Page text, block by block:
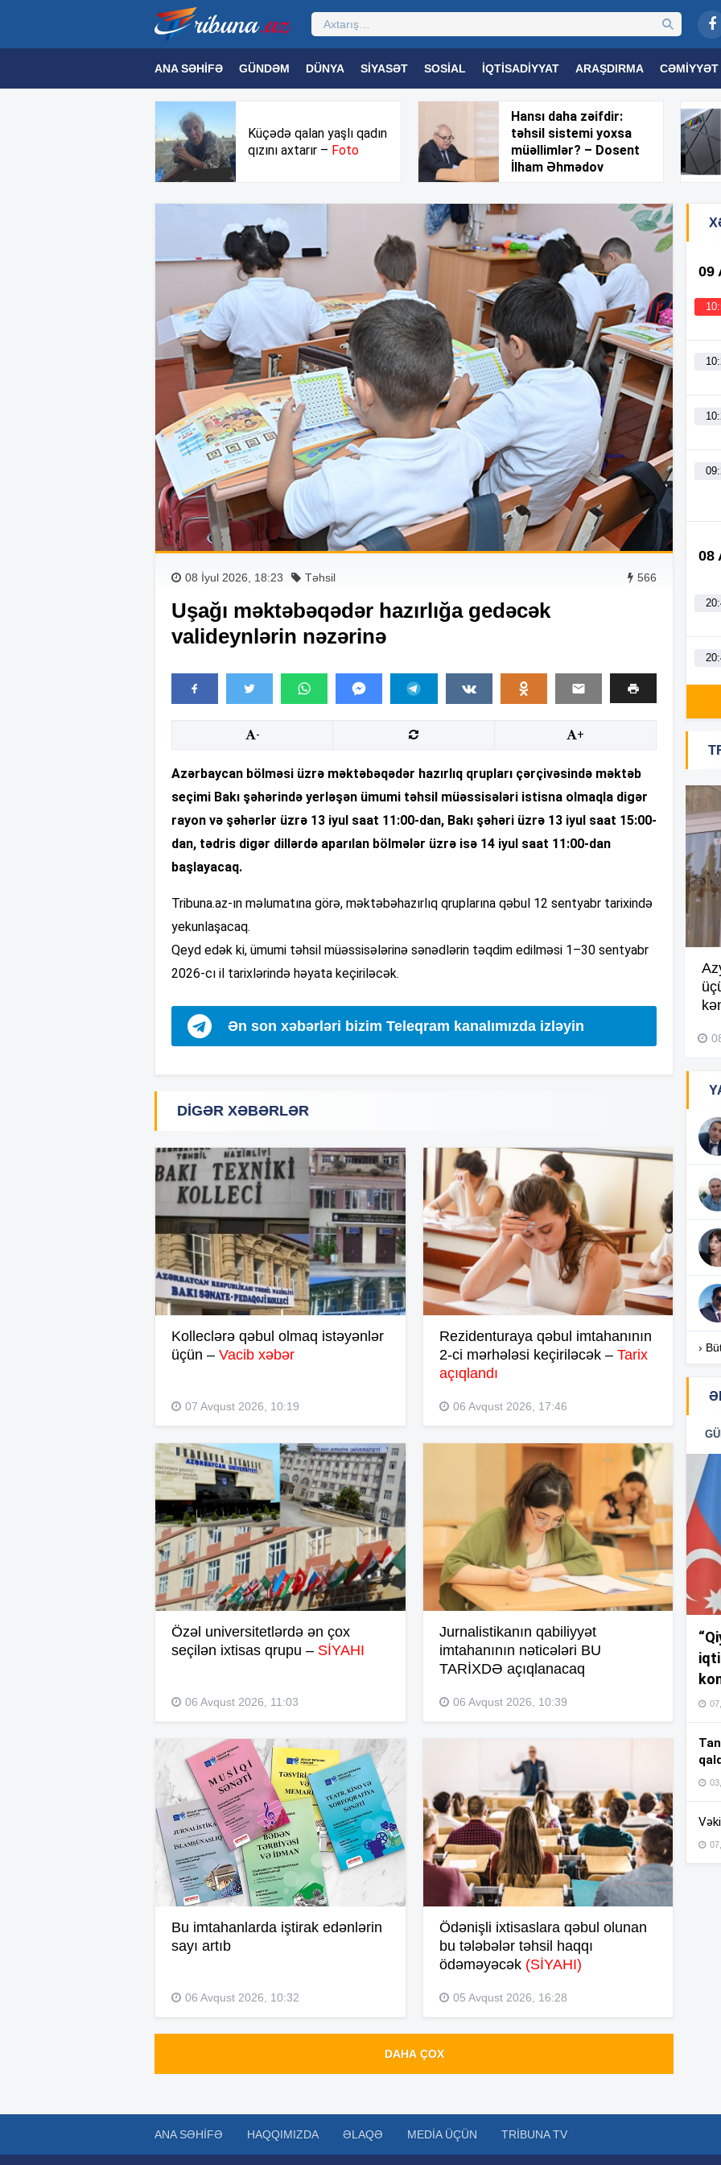
ANA SƏHIFƏ GÜNDƏM DÜNYA SIYASƏT SOSIAL İQTISADIYYAT ARAŞDIRMA CƏMIYYƏT
MƏDƏNIYYƏT SAĞLAMLIQ MARAQLI TRIBUNA TV
Küçədə qalan yaşlı qadın
qızını axtarır – Foto
Hansı daha zəifdir:
təhsil sistemi yoxsa
müəllimlər? – Dosent
İlham Əhmədov
08 İyul 2026, 18:23 Təhsil 566
Uşağı məktəbəqədər hazırlığa gedəcək
valideynlərin nəzərinə
- +
Azərbaycan bölməsi üzrə məktəbəqədər hazırlıq qrupları çərçivəsində məktəb
seçimi Bakı şəhərində yerləşən ümumi təhsil müəssisələri istisna olmaqla digər
rayon və şəhərlər üzrə 13 iyul saat 11:00-dan, Bakı şəhəri üzrə 13 iyul saat 15:00-
dan, tədris digər dillərdə aparılan bölmələr üzrə isə 14 iyul saat 11:00-dan
başlayacaq.
Tribuna.az-ın məlumatına görə, məktəbəhazırlıq qruplarına qəbul 12 sentyabr tarixində
yekunlaşacaq.
Qeyd edək ki, ümumi təhsil müəssisələrinə sənədlərin təqdim edilməsi 1–30 sentyabr
2026-cı il tarixlərində həyata keçiriləcək.
Ən son xəbərləri bizim Teleqram kanalımızda izləyin
DIGƏR XƏBƏRLƏR
Kolleclərə qəbul olmaq istəyənlər
üçün – Vacib xəbər
07 Avqust 2026, 10:19
Rezidenturaya qəbul imtahanının
2-ci mərhələsi keçiriləcək – Tarix
açıqlandı
06 Avqust 2026, 17:46
Özəl universitetlərdə ən çox
seçilən ixtisas qrupu – SİYAHI
06 Avqust 2026, 11:03
Jurnalistikanın qabiliyyət
imtahanının nəticələri BU
TARİXDƏ açıqlanacaq
06 Avqust 2026, 10:39
Bu imtahanlarda iştirak edənlərin
sayı artıb
06 Avqust 2026, 10:32
Ödənişli ixtisaslara qəbul olunan
bu tələbələr təhsil haqqı
ödəməyəcək (SİYAHI)
05 Avqust 2026, 16:28
DAHA ÇOX
09
08
04 Avqust 2026, 20:48
›
ANA SƏHIFƏ HAQQIMIZDA ƏLAQƏ MEDIA ÜÇÜN TRIBUNA TV